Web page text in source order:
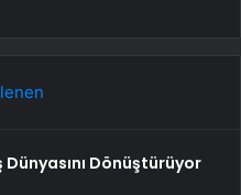
Dönüştürüyor